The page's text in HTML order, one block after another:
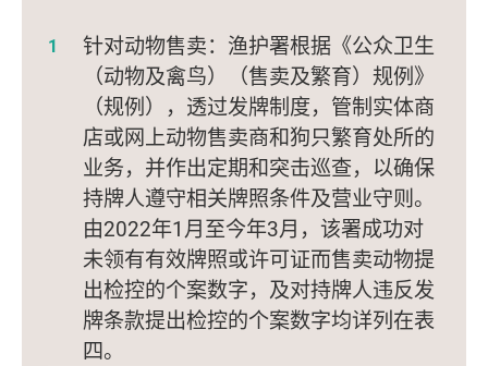
针对动物售卖：渔护署根据《公众卫生
（动物及禽鸟）（售卖及繁育）规例》
（规例），透过发牌制度，管制实体商
店或网上动物售卖商和狗只繁育处所的
业务，并作出定期和突击巡查，以确保
持牌人遵守相关牌照条件及营业守则。
由2022年1月至今年3月，该署成功对
未领有有效牌照或许可证而售卖动物提
出检控的个案数字，及对持牌人违反发
牌条款提出检控的个案数字均详列在表
四。